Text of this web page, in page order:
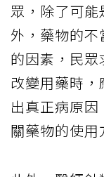
眾，除了可
外，藥物的
的因素，民
改變用藥時
出真正病原
關藥物的使用